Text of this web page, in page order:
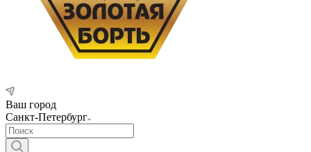
Ваш город
Санкт-Петербург